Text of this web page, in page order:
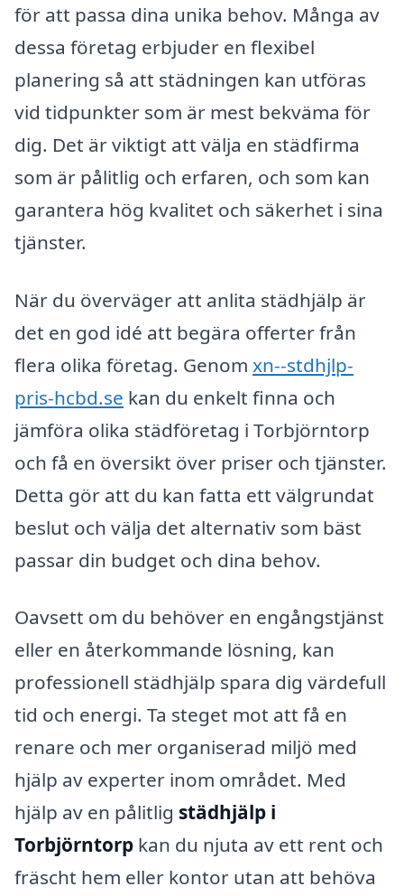
för att passa dina unika behov. Många av
dessa företag erbjuder en flexibel
planering så att städningen kan utföras
vid tidpunkter som är mest bekväma för
dig. Det är viktigt att välja en städfirma
som är pålitlig och erfaren, och som kan
garantera hög kvalitet och säkerhet i sina
tjänster.
När du överväger att anlita städhjälp är
det en god idé att begära offerter från
flera olika företag. Genom xn--stdhjlp-
pris-hcbd.se kan du enkelt finna och
jämföra olika städföretag i Torbjörntorp
och få en översikt över priser och tjänster.
Detta gör att du kan fatta ett välgrundat
beslut och välja det alternativ som bäst
passar din budget och dina behov.
Oavsett om du behöver en engångstjänst
eller en återkommande lösning, kan
professionell städhjälp spara dig värdefull
tid och energi. Ta steget mot att få en
renare och mer organiserad miljö med
hjälp av experter inom området. Med
hjälp av en pålitlig städhjälp i
Torbjörntorp kan du njuta av ett rent och
fräscht hem eller kontor utan att behöva